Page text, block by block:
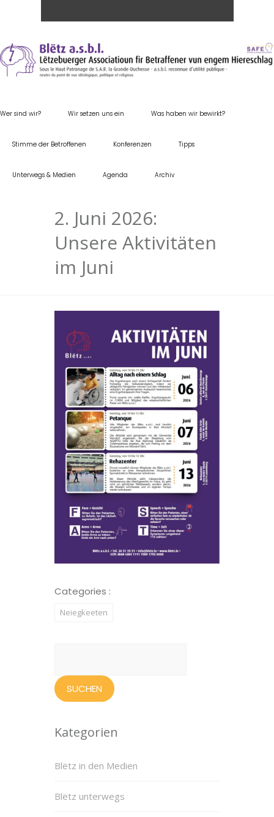
Wer sind wir? Wir setzen uns ein Was haben wir bewirkt?
Stimme der Betroffenen Konferenzen Tipps
Unterwegs & Medien Agenda Archiv
2. Juni 2026:
Unsere Aktivitäten
im Juni
Categories :
Neiegkeeten
Kategorien
Blëtz in den Medien
Blëtz unterwegs